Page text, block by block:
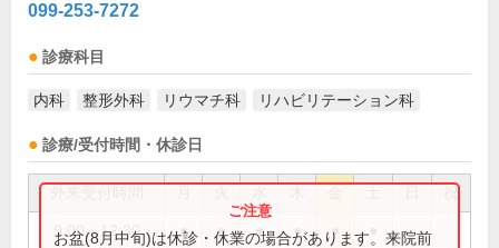
099-253-7272
診療科目
内科 整形外科 リウマチ科 リハビリテーション科
診療/受付時間・休診日
祝
9:00～12:30 ● ● ● ● ●
お盆(8月中旬)は休診・休業の場合があります。来院前